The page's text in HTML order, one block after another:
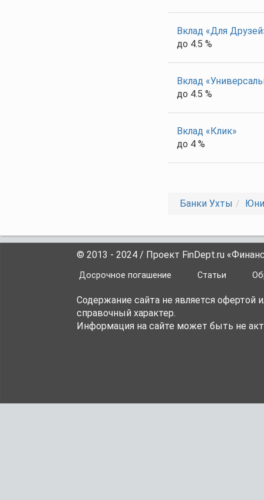
Вклад «Для
до 4.5 %
Вклад
до 4.5 %
Вклад «Клик»
до 4 %
Банки Ухты
© 2013 - 2024 / Проект FinDept.ru
Досрочное погашение Статьи
Содержание сайта не является
справочный характер.
Информация на сайте может быть не